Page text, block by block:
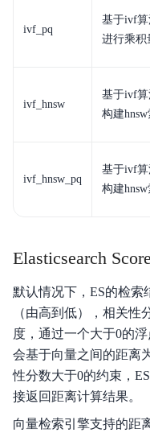
ivf_pq
基于ivf算
进行乘积
ivf_hnsw
基于ivf算
构建hnsw
ivf_hnsw_pq
基于ivf算
构建
Elasticsearch
默认情况下，ES的检索
（由高到低），相关性
度，通过一个大于0的
会基于向量之间的距离
性分数大于0的约束，
接返回距离计算结果。
向量检索引擎支持的距